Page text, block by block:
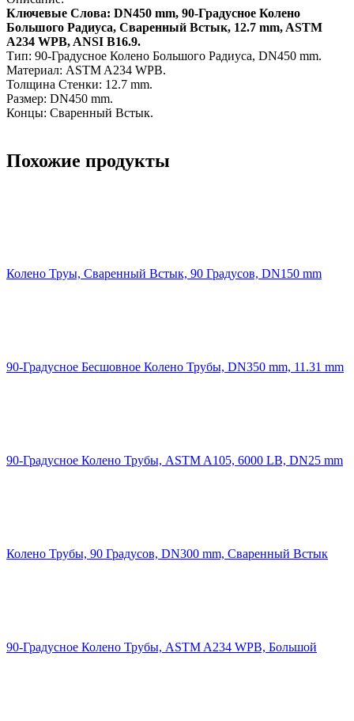
Ключевые Слова: DN450 mm, 90-Градусное Колено
Большого Радиуса, Сваренный Встык, 12.7 mm, ASTM
A234 WPB, ANSI B16.9.
Тип: 90-Градусное Колено Большого Радиуса, DN450 mm.
Материал: ASTM A234 WPB.
Толщина Стенки: 12.7 mm.
Размер: DN450 mm.
Концы: Сваренный Встык.
Похожие продукты
Колено Труы, Сваренный Встык, 90 Градусов, DN150 mm
90-Градусное Бесшовное Колено Трубы, DN350 mm, 11.31 mm
90-Градусное Колено Трубы, ASTM A105, 6000 LB, DN25 mm
Колено Трубы, 90 Градусов, DN300 mm, Сваренный Встык
90-Градусное Колено Трубы, ASTM A234 WPB, Большой